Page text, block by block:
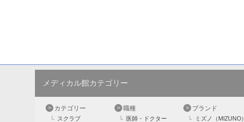
メディカル館カテゴリー
カテゴリー
スクラブ
職種
医師・ドクター
ブランド
ミズノ（MIZUNO）